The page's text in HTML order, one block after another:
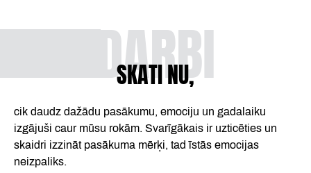
DARBI
SKATI NU,
cik daudz dažādu pasākumu, emociju un gadalaiku
izgājuši caur mūsu rokām. Svarīgākais ir uzticēties un
skaidri izzināt pasākuma mērķi, tad īstās emocijas
neizpaliks.